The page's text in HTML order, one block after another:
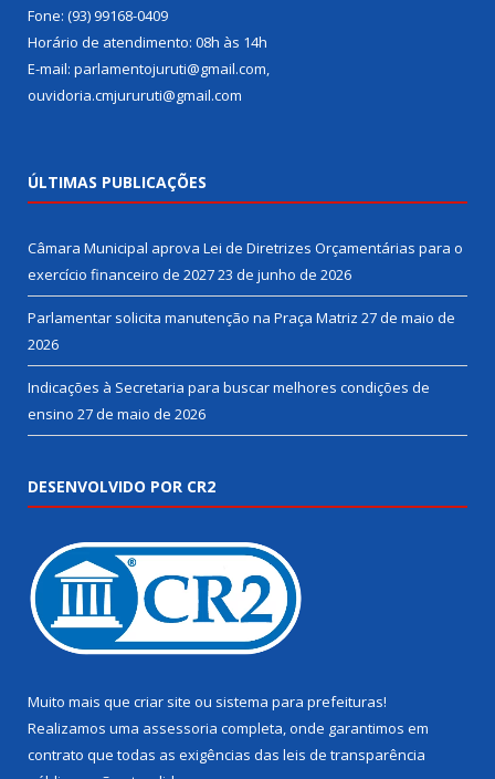
Fone: (93) 99168-0409
Horário de atendimento: 08h às 14h
E-mail: parlamentojuruti@gmail.com,
ouvidoria.cmjururuti@gmail.com
ÚLTIMAS PUBLICAÇÕES
Câmara Municipal aprova Lei de Diretrizes Orçamentárias para o
exercício financeiro de 202723 de junho de 2026
Parlamentar solicita manutenção na Praça Matriz 27 de maio de
2026
Indicações à Secretaria para buscar melhores condições de
ensino 27 de maio de 2026
DESENVOLVIDO POR CR2
Muito mais que criar site ou sistema para prefeituras!
Realizamos uma assessoria completa, onde garantimos em
contrato que todas as exigências das leis de transparência